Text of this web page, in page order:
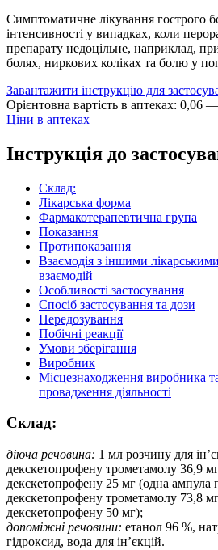
Симптоматичне лікування гострого
інтенсивності у випадках, коли
препарату недоцільне, наприклад,
болях, ниркових коліках та болю у
Завантажити інструкцію для
Орієнтовна вартість в аптеках: 0,06 —
Ціни в аптеках
Інструкція до
Склад:
Лікарська форма
Фармакотерапевтична група
Показання
Протипоказання
Взаємодія з іншими
взаємодій
Особливості застосування
Спосіб застосування та дози
Передозування
Побічні реакції
Умови зберігання
Виробник
Місцезнаходження виробника
провадження діяльності
Склад:
діюча речовина: 1 мл розчину для
декскетопрофену трометамолу 36,9
декскетопрофену 25 мг (одна ампула
декскетопрофену трометамолу 73,8
декскетопрофену 50 мг);
допоміжні речовини: етанол 96 %,
гідроксид, вода для ін’єкцій.